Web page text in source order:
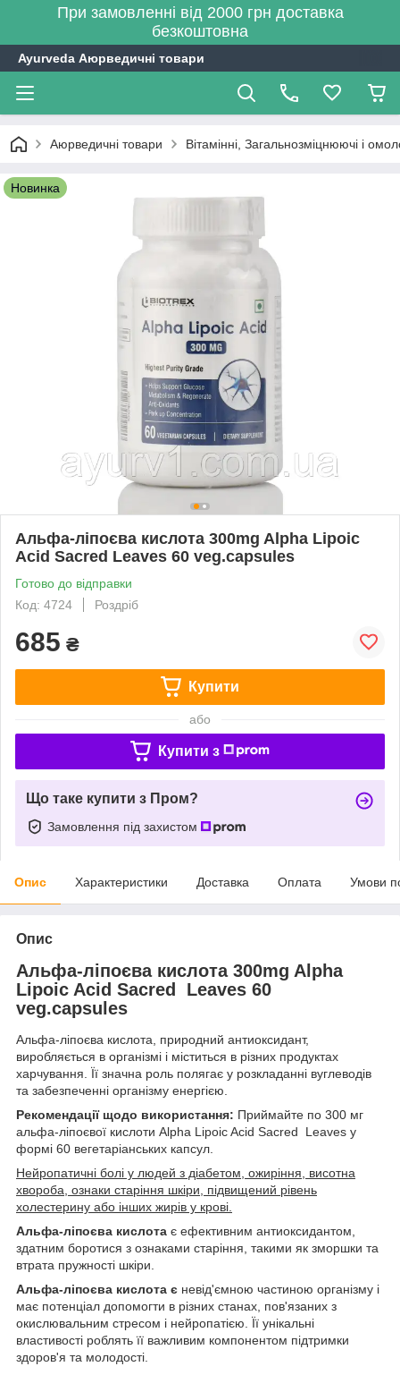
При замовленні від 2000 грн доставка
безкоштовна
Ayurveda Аюрведичні товари
Аюрведичні товари Вітамінні, Загальнозміцнюючі і
Новинка
Альфа-ліпоєва кислота 300mg Alpha Lipoic
Acid Sacred Leaves 60 veg.capsules
Готово до відправки
Код: 4724
Роздріб
685 ₴
Купити
або
Купити з
Що таке купити з Пром?
Замовлення під захистом
Опис Характеристики Доставка Оплата Умови
Опис
Альфа-ліпоєва кислота 300mg Alpha
Lipoic Acid Sacred Leaves 60
veg.capsules
Альфа-ліпоєва кислота, природний антиоксидант,
виробляється в організмі і міститься в різних продуктах
харчування. Її значна роль полягає у розкладанні вуглеводів
та забезпеченні організму енергією.
Рекомендації щодо використання: Приймайте по 300 мг
альфа-ліпоєвої кислоти Alpha Lipoic Acid Sacred Leaves у
формі 60 вегетаріанських капсул.
Нейропатичні болі у людей з діабетом, ожиріння, висотна
хвороба, ознаки старіння шкіри, підвищений рівень
холестерину або інших жирів у крові.
Альфа-ліпоєва кислота є ефективним антиоксидантом,
здатним боротися з ознаками старіння, такими як зморшки та
втрата пружності шкіри.
Альфа-ліпоєва кислота є невід'ємною частиною організму і
має потенціал допомогти в різних станах, пов'язаних з
окислювальним стресом і нейропатією. Її унікальні
властивості роблять її важливим компонентом підтримки
здоров'я та молодості.